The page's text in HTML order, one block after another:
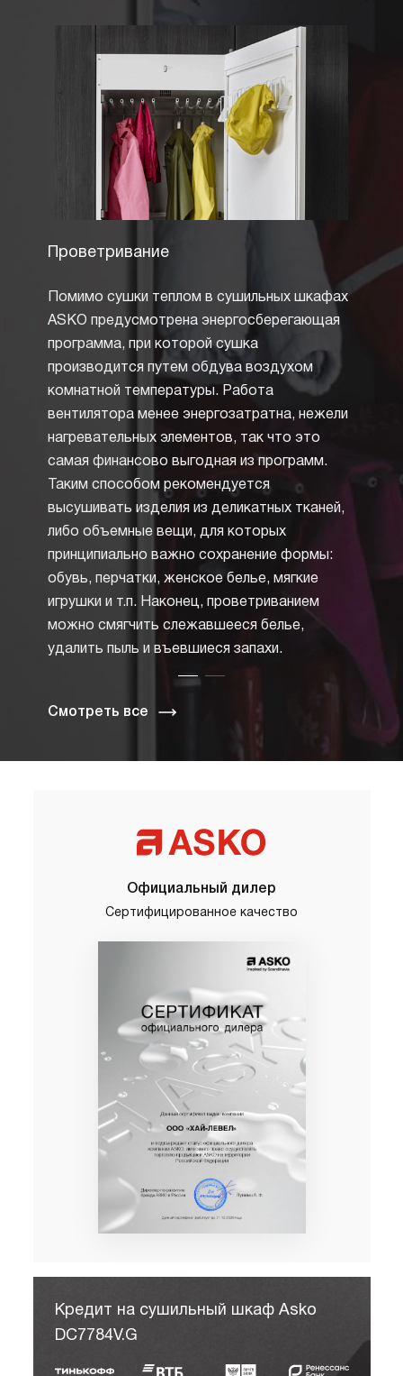
Проветривание
Помимо сушки теплом в сушильных шкафах
ASKO предусмотрена энергосберегающая
программа, при которой сушка
производится путем обдува воздухом
комнатной температуры. Работа
вентилятора менее энергозатратна, нежели
нагревательных элементов, так что это
самая финансово выгодная из программ.
Таким способом рекомендуется
высушивать изделия из деликатных тканей,
либо объемные вещи, для которых
принципиально важно сохранение формы:
обувь, перчатки, женское белье, мягкие
игрушки и т.п. Наконец, проветриванием
можно смягчить слежавшееся белье,
удалить пыль и въевшиеся запахи.
Смотреть все
Официальный дилер
Сертифицированное качество
Кредит на сушильный шкаф Asko
DC7784V.G